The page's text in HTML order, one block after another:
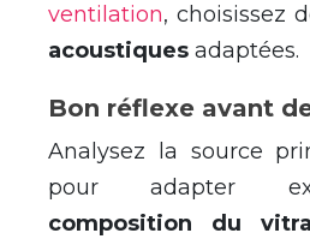
ventilation, choisissez
acoustiques adaptées.
Bon réflexe avant
Analysez la source
pour adapter
composition du